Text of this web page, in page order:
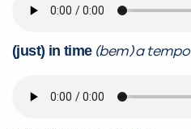
(just) in time(bem) a tempo